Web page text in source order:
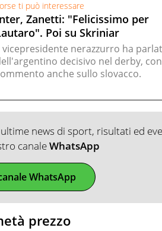
ti può interessare
Zanetti: "Felicissimo per
Poi su Skriniar
vicepresidente nerazzurro ha
decisivo nel derby,
anche sullo slovacco.
news di sport, risultati ed
canaleWhatsApp
WhatsApp
prezzo